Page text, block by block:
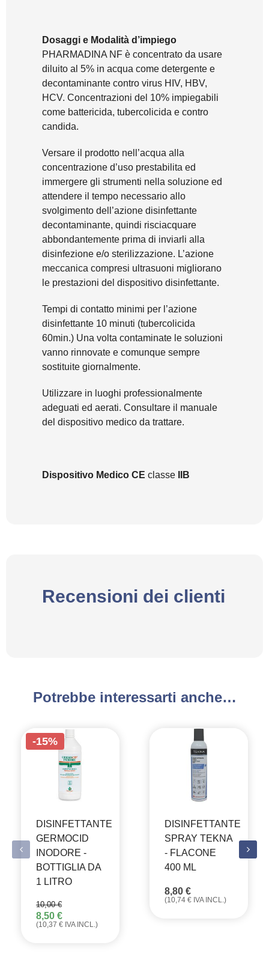
Dosaggi e Modalità d’impiego
PHARMADINA NF è concentrato da usare
diluito al 5% in acqua come detergente e
decontaminante contro virus HIV, HBV,
HCV. Concentrazioni del 10% impiegabili
come battericida, tubercolicida e contro
candida.
Versare il prodotto nell’acqua alla
concentrazione d’uso prestabilita ed
immergere gli strumenti nella soluzione ed
attendere il tempo necessario allo
svolgimento dell’azione disinfettante
decontaminante, quindi risciacquare
abbondantemente prima di inviarli alla
disinfezione e/o sterilizzazione. L’azione
meccanica compresi ultrasuoni migliorano
le prestazioni del dispositivo disinfettante.
Tempi di contatto minimi per l’azione
disinfettante 10 minuti (tubercolicida
60min.) Una volta contaminate le soluzioni
vanno rinnovate e comunque sempre
sostituite giornalmente.
Utilizzare in luoghi professionalmente
adeguati ed aerati. Consultare il manuale
del dispositivo medico da trattare.
Dispositivo Medico CE classe IIB
Recensioni dei clienti
Potrebbe interessarti anche…
-15%
DISINFETTANTE
GERMOCID
INODORE -
BOTTIGLIA DA
1 LITRO
10,00€
IL
PREZZO
8,50 €
IL
PREZZO
(10,37 € IVA INCL.)
DISINFETTANTE
SPRAY TEKNA
- FLACONE
400 ML
8,80 €
(10,74 € IVA INCL.)